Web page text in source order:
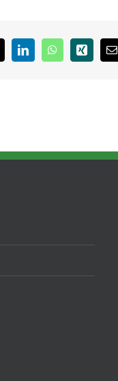
LinkedInWhatsApp
Xing